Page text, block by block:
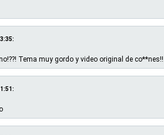
Tema muy gordo y video original de co**nes!!